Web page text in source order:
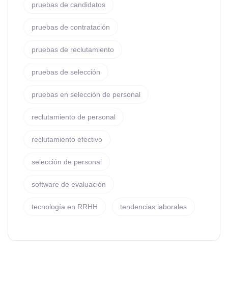
pruebas de candidatos
pruebas de contratación
pruebas de reclutamiento
pruebas de selección
pruebas en selección de personal
reclutamiento de personal
reclutamiento efectivo
selección de personal
software de evaluación
tecnología en RRHH tendencias laborales